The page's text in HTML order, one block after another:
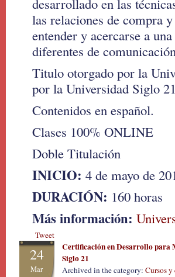
desarrollado en las
las relaciones de compra
entender y acercarse a
diferentes de
Titulo otorgado por la
por la Universidad Siglo
Contenidos en español.
Clases 100% ONLINE
Doble Titulación
INICIO: 4 de mayo de
DURACIÓN: 160 horas
Más información:
Tweet
24
Mar
Certificación en Desarrollo para
Siglo 21
Archived in the category: Cursos